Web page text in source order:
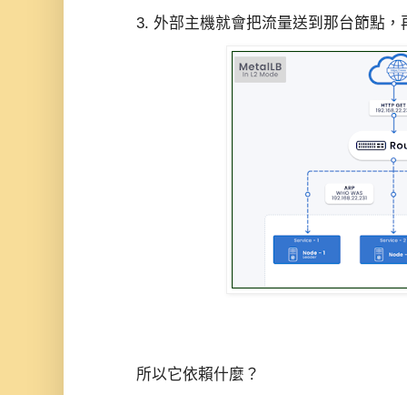
3. 外部主機就會把流量送到那台節點
所以它依賴什麼？